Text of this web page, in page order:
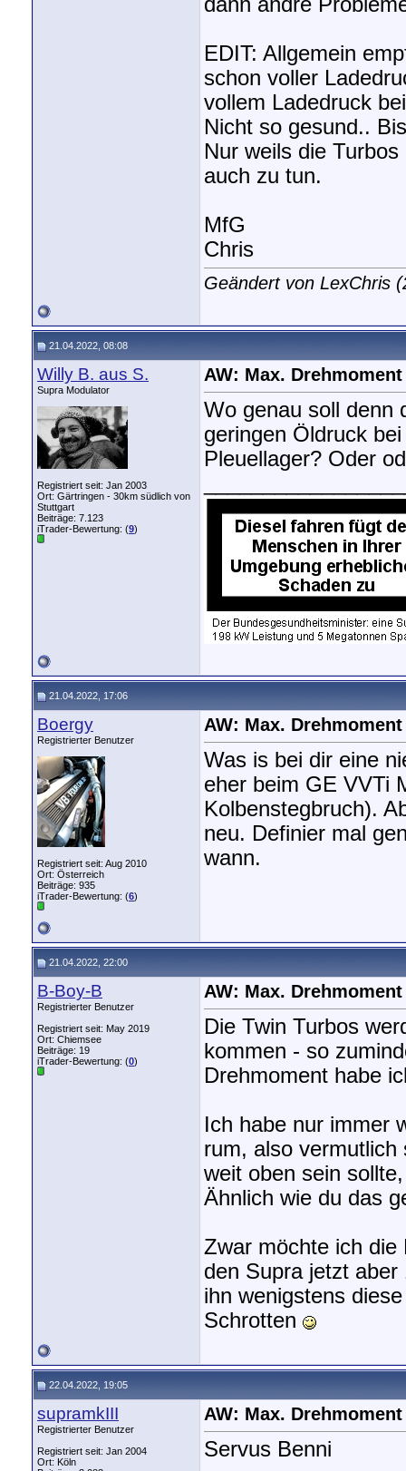
dann andre
EDIT: Allgemein
schon voller
vollem Ladedruck
Nicht so gesund..
Nur weils die
auch zu tun.
MfG
Chris
Geändert von LexChris
21.04.2022, 08:08
Willy B. aus S.
Supra Modulator
Registriert seit: Jan 2003
Ort: Gärtringen - 30km südlich von
Stuttgart
Beiträge: 7.123
iTrader-Bewertung: (9)
AW: Max.
Wo genau soll denn
geringen Öldruck
Pleuellager? Oder
21.04.2022, 17:06
Boergy
Registrierter Benutzer
Registriert seit: Aug 2010
Ort: Österreich
Beiträge: 935
iTrader-Bewertung: (6)
AW: Max.
Was is bei dir eine
eher beim GE VVTi
Kolbenstegbruch).
neu. Definier mal
wann.
21.04.2022, 22:00
B-Boy-B
Registrierter Benutzer
Registriert seit: May 2019
Ort: Chiemsee
Beiträge: 19
iTrader-Bewertung: (0)
AW: Max.
Die Twin Turbos
kommen - so
Drehmoment habe
Ich habe nur immer
rum, also vermutlich
weit oben sein
Ähnlich wie du das
Zwar möchte ich die
den Supra jetzt
ihn wenigstens
Schrotten
22.04.2022, 19:05
supramkIII
Registrierter Benutzer
Registriert seit: Jan 2004
Ort: Köln
AW: Max.
Servus Benni